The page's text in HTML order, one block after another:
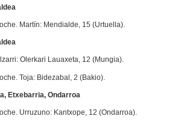
Martín: Mendialde, 15 (Urtuella).
Olerkari Lauaxeta, 12 (Mungia).
Toja: Bidezabal, 2 (Bakio).
Etxebarria, Ondarroa
Urruzuno: Kantxope, 12 (Ondarroa).